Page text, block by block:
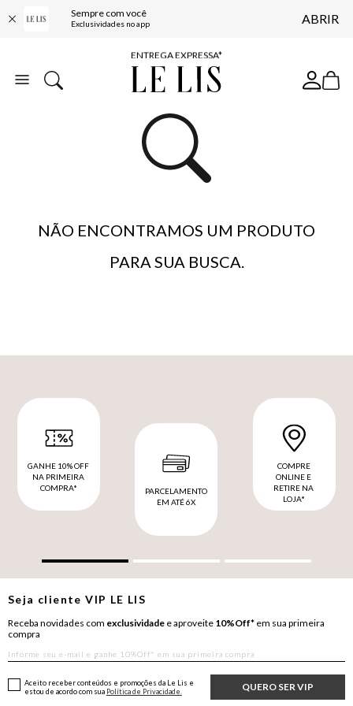
Sempre com você
Exclusividades no app ABRIR
COMPRE ONLINE E RETIRE EM LOJA*
ENTREGA EXPRESSA*
FRETE GRÁTIS*
10% OFF NA PRIMEIRA COMPRA*
NÃO ENCONTRAMOS UM PRODUTO
PARA SUA BUSCA.
GANHE 10% OFF
NA PRIMEIRA
COMPRA*
PARCELAMENTO
EM ATÉ 6X
COMPRE
ONLINE E
RETIRE NA
LOJA*
Seja clienteVIP LE LIS
Receba novidades com exclusividade e aproveite 10%Off* em sua primeira
compra
QUERO SER VIP
Aceito receber conteúdos e promoções da Le Lis e
estou de acordo com sua Política de Privacidade.